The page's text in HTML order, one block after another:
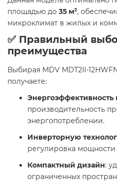
площадью до 35 м²,
микроклимат в жилых и
✅ Правильный
преимущества
Выбирая MDV MDT2II-
получаете:
Энергоэффективность
производительность
энергопотреблении.
Инверторную
регулировка мощности
Компактный дизайн:
ограниченных